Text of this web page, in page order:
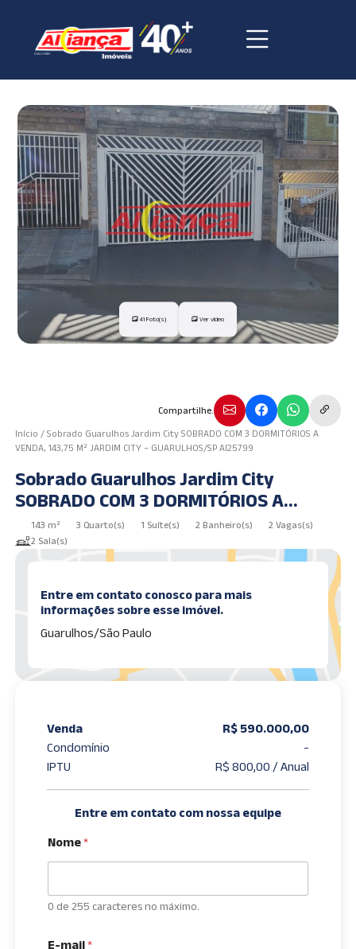
41 Foto(s) Ver vídeo
Compartilhe.
Início /Sobrado Guarulhos Jardim City SOBRADO COM 3 DORMITÓRIOS A
VENDA, 143,75 M² JARDIM CITY – GUARULHOS/SP AI25799
Sobrado Guarulhos Jardim City
SOBRADO COM 3 DORMITÓRIOS A
VENDA, 143,75 m² JARDIM CITY –
143 m² 3 Quarto(s) 1 Suíte(s) 2 Banheiro(s)
2 Vagas(s)
2 Sala(s)
Entre em contato conosco para mais
informações sobre esse imóvel.
Guarulhos/São Paulo
Venda
R$ 590.000,00
Condomínio
-
IPTU
R$ 800,00 / Anual
Entre em contato com nossa equipe
Nome*
0 de 255 caracteres no máximo.
E-mail*